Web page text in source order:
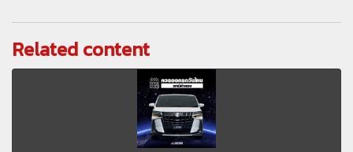
Related content